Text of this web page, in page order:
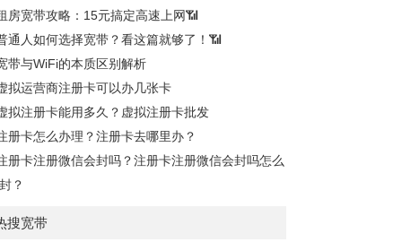
升！* 💰46元享1000兆+120G流量+通话，
房宽带攻略：15元搞定高速上网📶
通人如何选择宽带？看这篇就够了！📶
带与WiFi的本质区别解析
拟运营商注册卡可以办几张卡
拟注册卡能用多久？虚拟注册卡批发
册卡怎么办理？注册卡去哪里办？
册卡注册微信会封吗？注册卡注册微信会封吗怎么
？
搜宽带